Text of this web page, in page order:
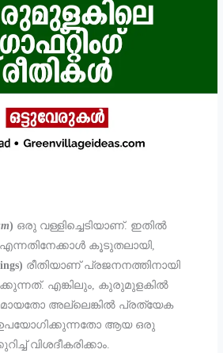
) ഒരു വള്ളിച്ചെടിയാണ്. ഇതിൽ
എന്നതിനേക്കാൾ കൂടുതലായി,
രീതിയാണ് പ്രജനനത്തിനായി
എങ്കിലും, കുരുമുളകിൽ
അല്ലെങ്കിൽ പ്രത്യേക
ആയ ഒരു
വിശദീകരിക്കാം.